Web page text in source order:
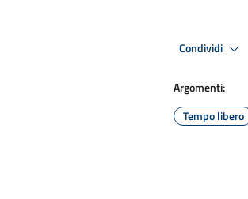
Condividi
Argomenti:
Tempo libero